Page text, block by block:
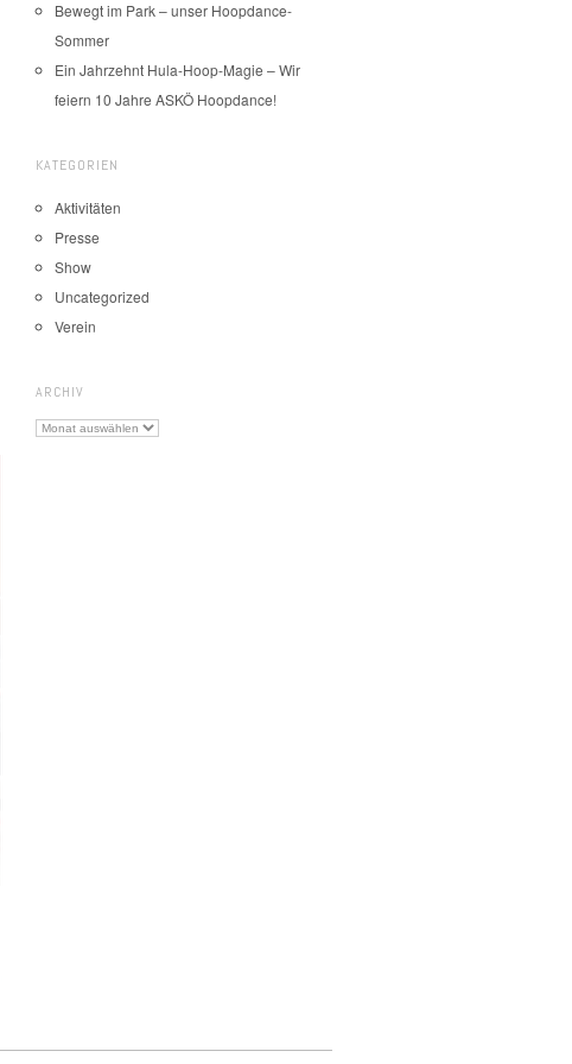
Bewegt im Park – unser Hoopdance-
Sommer
Ein Jahrzehnt Hula-Hoop-Magie – Wir
feiern 10 Jahre ASKÖ Hoopdance!
KATEGORIEN
Aktivitäten
Presse
Show
Uncategorized
Verein
ARCHIV
Archiv